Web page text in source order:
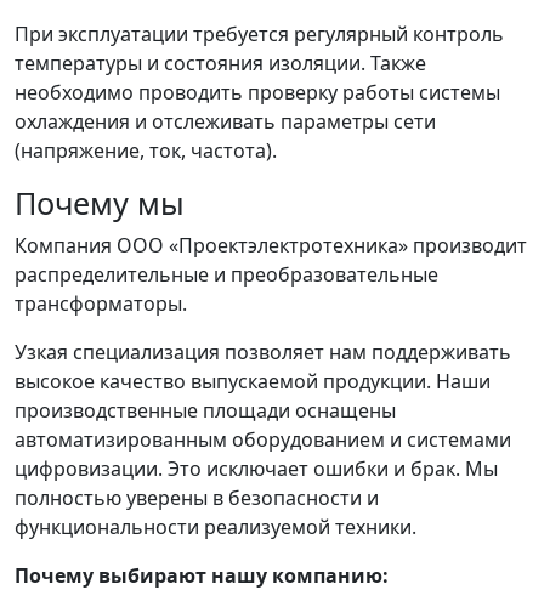
При эксплуатации требуется регулярный контроль
температуры и состояния изоляции. Также
необходимо проводить проверку работы системы
охлаждения и отслеживать параметры сети
(напряжение, ток, частота).
Почему мы
Компания ООО «Проектэлектротехника» производит
распределительные и преобразовательные
трансформаторы.
Узкая специализация позволяет нам поддерживать
высокое качество выпускаемой продукции. Наши
производственные площади оснащены
автоматизированным оборудованием и системами
цифровизации. Это исключает ошибки и брак. Мы
полностью уверены в безопасности и
функциональности реализуемой техники.
Почему выбирают нашу компанию: